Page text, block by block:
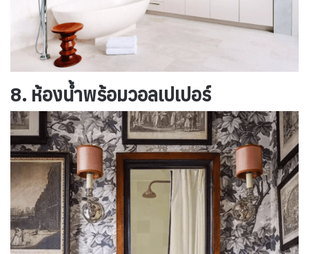
8. ห้องน้ำพร้อมวอลเปเปอร์